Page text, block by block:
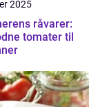
2025
råvarer:
tomater til